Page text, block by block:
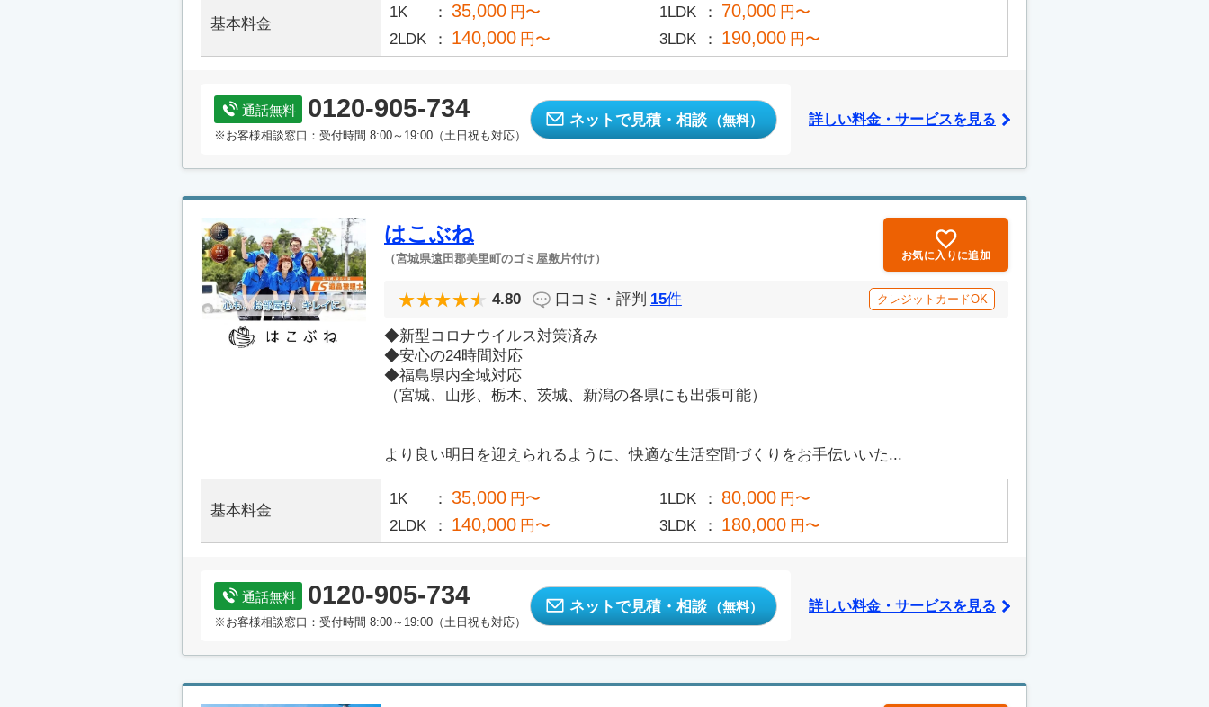
基本料金
1K 35,000 円〜 1LDK 70,000 円〜
2LDK
140,000 円〜 3LDK 190,000 円〜
通話無料 0120-905-734
※お客様相談窓口：受付時間 8:00～19:00（土日祝も対応）
ネットで見積・相談 （無料） 詳しい料金・サービスを見る
はこぶね
（宮城県遠田郡美里町のゴミ屋敷片付け） お気に入りに追加
4.80 口コミ・評判 15件 クレジットカードOK
◆新型コロナウイルス対策済み
◆安心の24時間対応
◆福島県内全域対応
（宮城、山形、栃木、茨城、新潟の各県にも出張可能）
より良い明日を迎えられるように、快適な生活空間づくりをお手伝いいた...
基本料金
1K 35,000 円〜 1LDK 80,000 円〜
2LDK
140,000 円〜 3LDK 180,000 円〜
通話無料 0120-905-734
※お客様相談窓口：受付時間 8:00～19:00（土日祝も対応）
ネットで見積・相談 （無料） 詳しい料金・サービスを見る